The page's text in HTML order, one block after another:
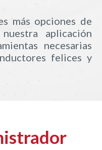
más opciones de
aplicación
necesarias
felices y